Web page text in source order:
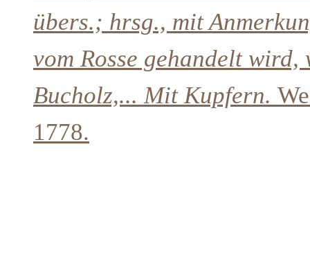
übers.; hrsg., mit
vom Rosse gehandelt
Bucholz,... Mit Kupfern.
1778.